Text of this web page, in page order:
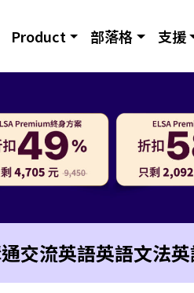
Product 部落格 支援
交流英語英語文法